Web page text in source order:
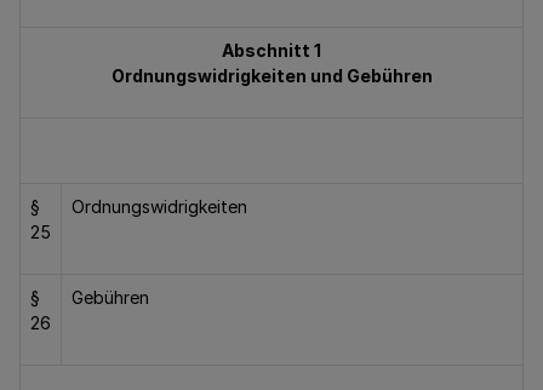
Abschnitt 1
Ordnungswidrigkeiten und Gebühren
§
25
Ordnungswidrigkeiten
§
26
Gebühren